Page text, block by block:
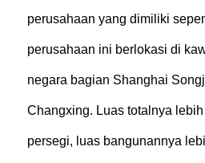
perusahaan yang dimiliki
perusahaan ini berlokasi di
negara bagian Shanghai
Changxing. Luas totalnya
persegi, luas bangunannya